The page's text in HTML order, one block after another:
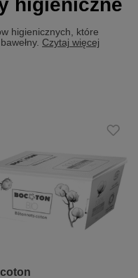
higieniczne
higienicznych, które
Czytaj więcej